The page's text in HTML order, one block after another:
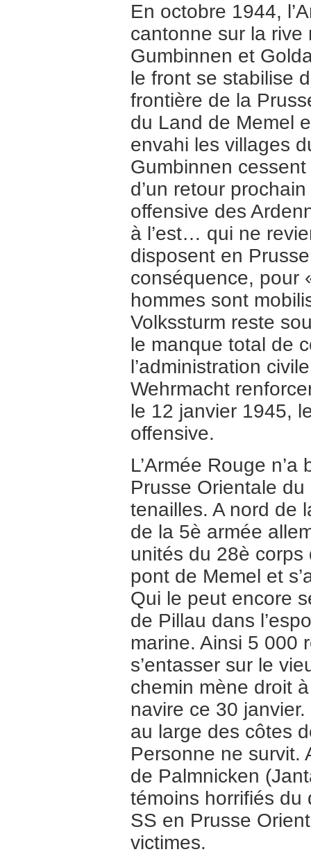
En octobre 1944,
cantonne sur la rive
Gumbinnen et
le front se stabilise
frontière de la
du Land de Memel
envahi les villages
Gumbinnen
d’un retour
offensive des
à l’est… qui ne
disposent en
conséquence, pour
hommes sont
Volkssturm reste
le manque total de
l’administration
Wehrmacht
le 12 janvier 1945,
offensive.
L’Armée Rouge
Prusse Orientale
tenailles. A nord de
de la 5è armée
unités du 28è corps
pont de Memel et
Qui le peut encore
de Pillau dans
marine. Ainsi 5 000
s’entasser sur le
chemin mène droit
navire ce 30
au large des côtes
Personne ne survit.
de Palmnicken
témoins horrifiés du
SS en Prusse
victimes.